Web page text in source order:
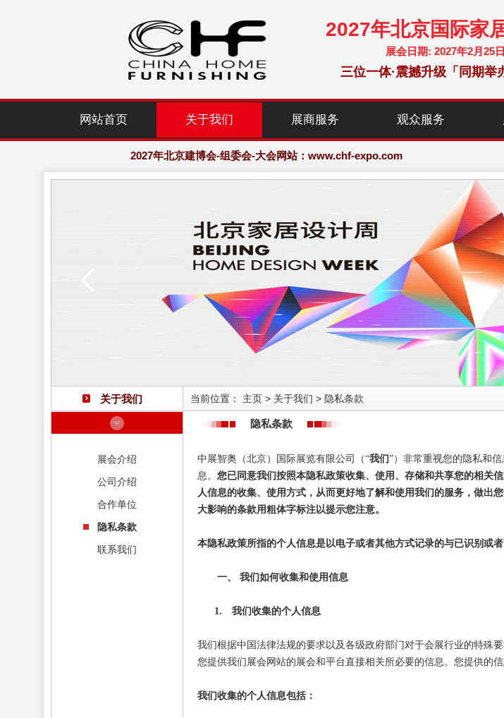
2027年北京国际家
展会日期: 2027年2月25
三位一体·震撼升级「同期举
网站首页 关于我们 展商服务 观众服务
2027年北京建博会-组委会-大会网站：www.chf-expo.com
2027年北京建博会-组委会-大会网站：www.chf-expo.com
欢迎访问·2027年北京国际家居产业博览会·大会网站
关于我们
展会介绍
公司介绍
合作单位
隐私条款
联系我们
当前位置： 主页 > 关于我们 > 隐私条款
隐私条款
中展智奥（北京）国际展览有限公司（“我们”）非常重视您的隐私和
息。 您已同意我们按照本隐私政策收集、使用、存储和共享您的相关
人信息的收集、使用方式，从而更好地了解和使用我们的服务，做出
大影响的条款用粗体字标注以提示您注意。
本隐私政策所指的个人信息是以电子或者其他方式记录的与已识别或
一、 我们如何收集和使用信息
1. 我们收集的个人信息
我们根据中国法律法规的要求以及各级政府部门对于会展行业的特殊
您提供我们展会网站的展会和平台直接相关所必要的信息。您提供的
我们收集的个人信息包括：